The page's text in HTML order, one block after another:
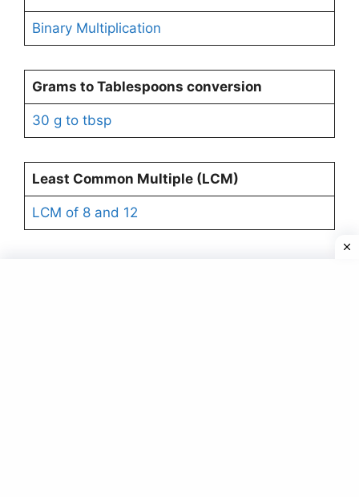
Binary Multiplication
Grams to Tablespoons conversion
30 g to tbsp
Least Common Multiple (LCM)
LCM of 8 and 12